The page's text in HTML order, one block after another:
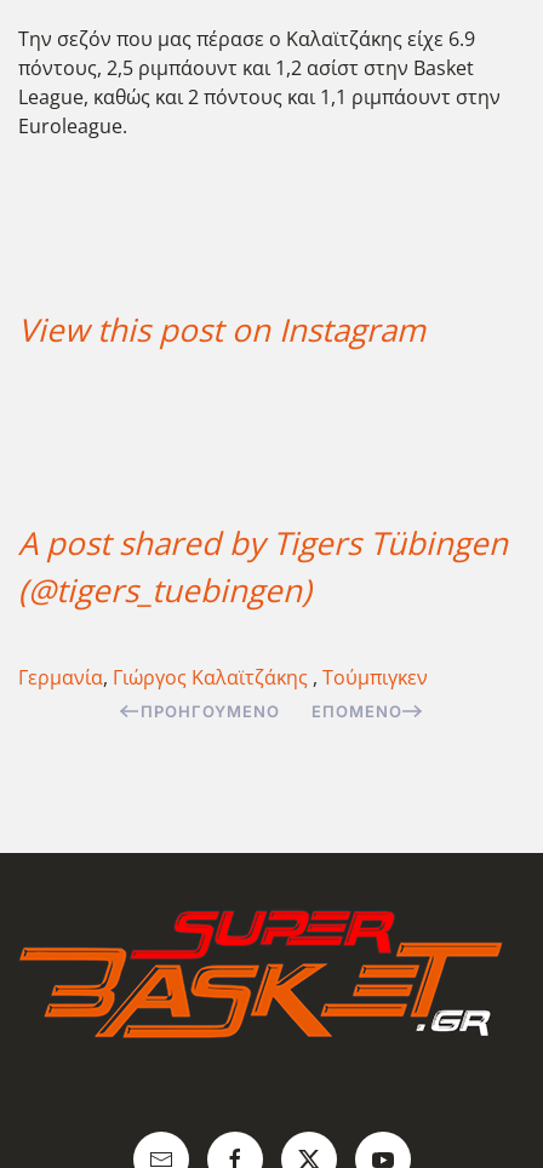
Την σεζόν που μας πέρασε ο Καλαϊτζάκης είχε 6.9
πόντους, 2,5 ριμπάουντ και 1,2 ασίστ στην Basket
League, καθώς και 2 πόντους και 1,1 ριμπάουντ στην
Euroleague.
View this post on Instagram
A post shared by Tigers Tübingen
(@tigers_tuebingen)
Γερμανία, Γιώργος Καλαϊτζάκης , Τούμπιγκεν
ΠΡΟΗΓΟΎΜΕΝΟ ΕΠΌΜΕΝΟ